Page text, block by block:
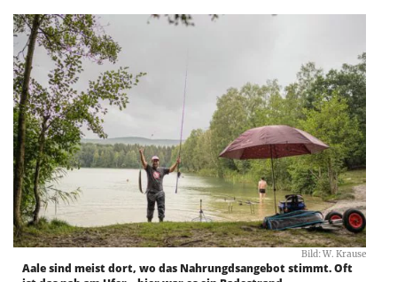
Bild: W. Krause
Aale sind meist dort, wo das Nahrungdsangebot stimmt. Oft